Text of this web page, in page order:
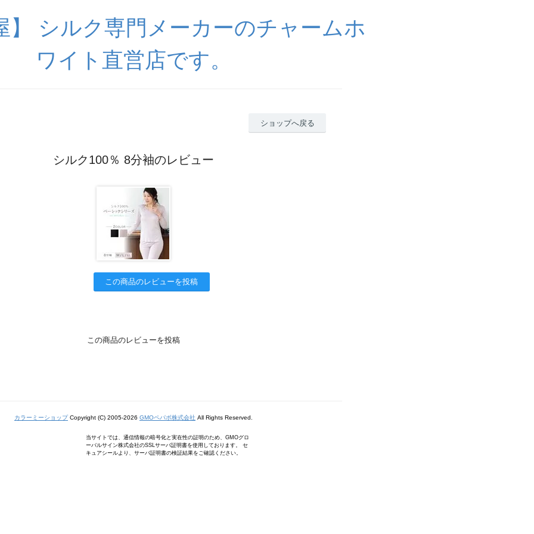
】 シルク専門メーカーのチャームホ
ワイト直営店です。
ショップへ戻る
シルク100％ 8分袖のレビュー
この商品のレビューを投稿
この商品のレビューを投稿
カラーミーショップCopyright (C) 2005-2026 GMOペパボ株式会社 All Rights Reserved.
当サイトでは、通信情報の暗号化と実在性の証明のため、GMOグロ
ーバルサイン株式会社のSSLサーバ証明書を使用しております。 セ
キュアシールより、サーバ証明書の検証結果をご確認ください。